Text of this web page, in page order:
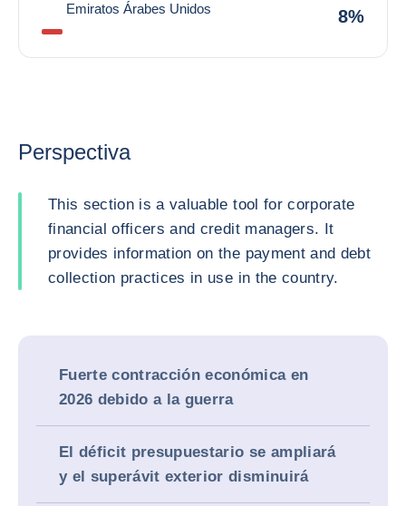
Emiratos Árabes Unidos 8%
Perspectiva
This section is a valuable tool for corporate
financial officers and credit managers. It
provides information on the payment and debt
collection practices in use in the country.
Fuerte contracción económica en
2026 debido a la guerra
El déficit presupuestario se ampliará
y el superávit exterior disminuirá